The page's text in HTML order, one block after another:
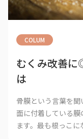
COLUM
むくみ改善に
は
骨膜という言葉を
面に付着している
ます。最も根っこに